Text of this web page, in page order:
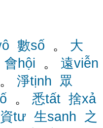
數số 。 大
會hội 。 遠viễn
淨tịnh 眾
。 悉tất 捨xả
資tư 生sanh
之